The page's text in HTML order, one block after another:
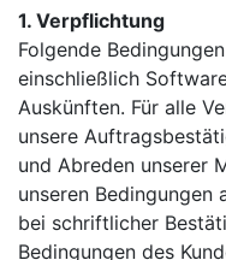
1. Verpflichtung
Folgende
einschließlich
Auskünften. Für alle
unsere
und Abreden unserer
unseren Bedingungen
bei schriftlicher
Bedingungen des